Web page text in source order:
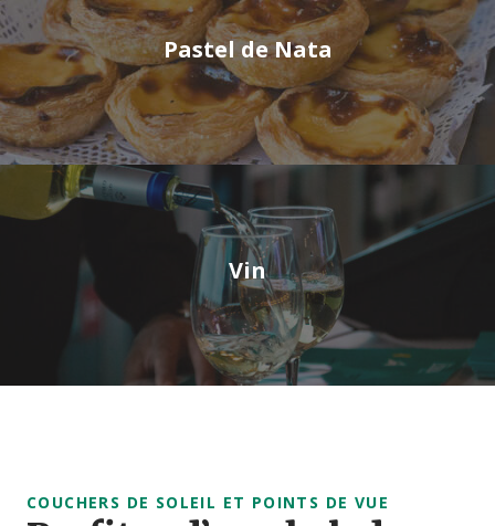
Pastel de Nata
Vin
COUCHERS DE SOLEIL ET POINTS DE VUE